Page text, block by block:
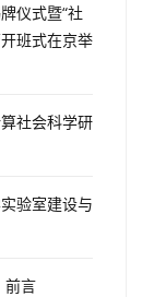
仪式暨“社
班式在京举
社会科学研
验室建设与
前言